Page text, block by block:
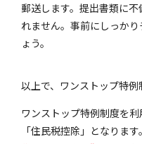
郵送します。 提出書類に不
れません。事前にしっか
ょう。
以上で、ワンストップ特例
ワンストップ特例制度を
「住民税控除」となりま